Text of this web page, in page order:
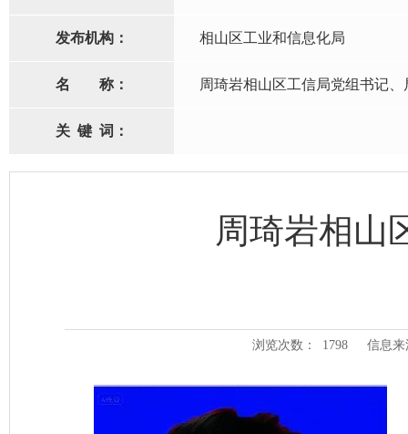
发布机构： 相山区工业和信息化局
名 称： 周琦岩相山区工信局党组书记、
关 键 词：
周琦岩相山
浏览次数： 1798 信息